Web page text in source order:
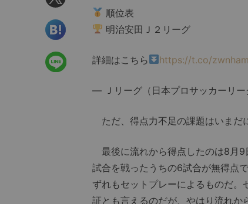
順位表
明治安田Ｊ２リーグ
詳細はこちら https://t.co/
— Ｊリーグ（日本プロサッカーリー
ただ、得点力不足の課題はいまだ
最後に流れから得点したのは8月9
試合を戦ったうちの6試合が無得点
ずれもセットプレーによるものだ
証とも言えるのだが、やはり流れか